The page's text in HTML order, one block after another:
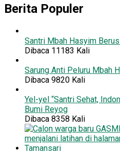
Berita Populer
Santri Mbah Hasyim
Dibaca 11183 Kali
Sarung Anti Peluru Mbah
Dibaca 9820 Kali
Yel-yel “Santri Sehat,
Bumi Reyog
Dibaca 8358 Kali